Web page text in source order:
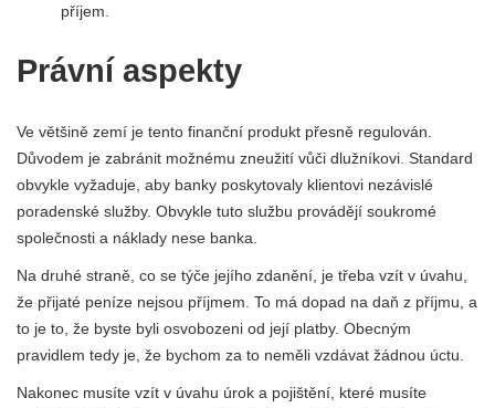
příjem.
Právní aspekty
Ve většině zemí je tento finanční produkt přesně regulován.
Důvodem je zabránit možnému zneužití vůči dlužníkovi. Standard
obvykle vyžaduje, aby banky poskytovaly klientovi nezávislé
poradenské služby. Obvykle tuto službu provádějí soukromé
společnosti a náklady nese banka.
Na druhé straně, co se týče jejího zdanění, je třeba vzít v úvahu,
že přijaté peníze nejsou příjmem. To má dopad na daň z příjmu, a
to je to, že byste byli osvobozeni od její platby. Obecným
pravidlem tedy je, že bychom za to neměli vzdávat žádnou úctu.
Nakonec musíte vzít v úvahu úrok a pojištění, které musíte